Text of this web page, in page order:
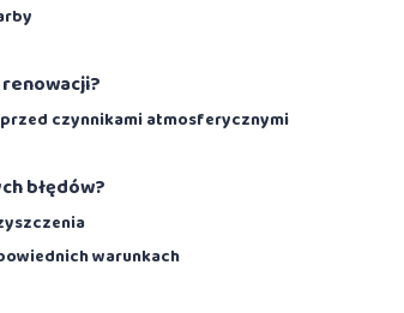
czynnikami atmosferycznymi
błędów?
warunkach